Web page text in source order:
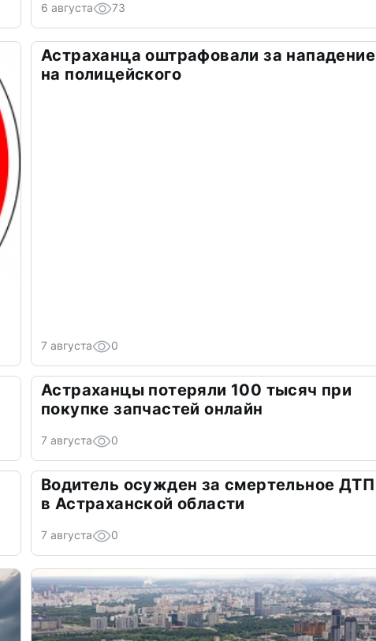
6 августа 73
Астраханца оштрафовали за нападение
на полицейского
7 августа 0
Астраханцы потеряли 100 тысяч при
покупке запчастей онлайн
7 августа 0
Водитель осужден за смертельное ДТП
в Астраханской области
7 августа 0